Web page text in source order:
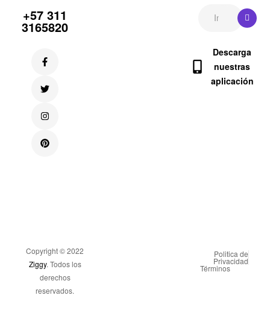
+57 311
3165820
Descarga
nuestras
aplicación
Copyright © 2022
Ziggy. Todos los
derechos
reservados.
Politica de
Privacidad
Términos